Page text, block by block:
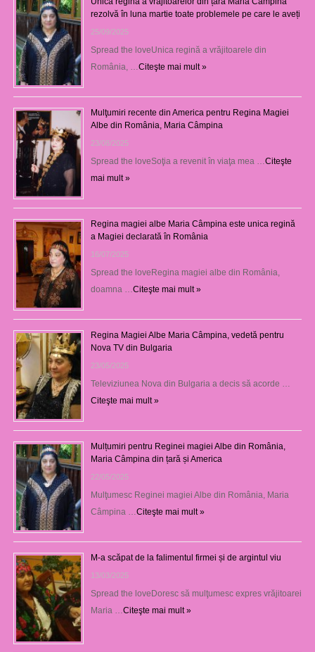
rezolvă în luna martie toate problemele pe care le aveți
25/09/2025
Spread the loveUnica regină a vrăjitoarele din
România, …Citeşte mai mult »
Mulţumiri recente din America pentru Regina Magiei
Albe din România, Maria Câmpina
23/08/2025
Spread the loveSoţia a revenit în viaţa mea …Citeşte
mai mult »
Regina magiei albe Maria Câmpina este unica regină
a Magiei declarată în România
16/07/2025
Spread the loveRegina magiei albe din România,
doamna …Citeşte mai mult »
Regina Magiei Albe Maria Câmpina, vedetă pentru
Nova TV din Bulgaria
23/05/2025
Televiziunea Nova din Bulgaria a decis să acorde …
Citeşte mai mult »
Mulțumiri pentru Reginei magiei Albe din România,
Maria Câmpina din țară și America
22/05/2025
Mulţumesc Reginei magiei Albe din România, Maria
Câmpina …Citeşte mai mult »
M-a scăpat de la falimentul firmei și de argintul viu
13/03/2025
Spread the loveDoresc să mulţumesc expres vrăjitoarei
Maria …Citeşte mai mult »